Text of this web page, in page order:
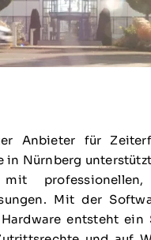
Anbieter für
in Nürnberg
mit
Mit der
entsteht ein